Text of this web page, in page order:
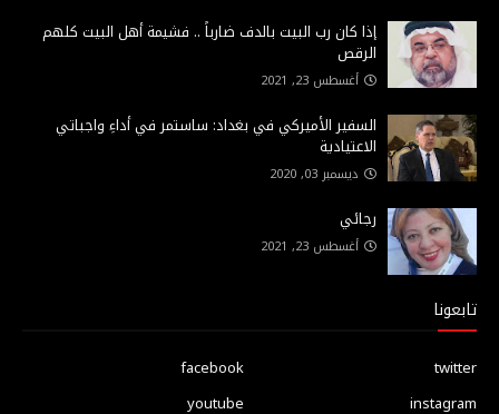
إذا كان رب البيت بالدف ضارباً .. فشيمة أهل البيت كلهم
الرقص
أغسطس 23, 2021
السفير الأميركي في بغداد: ساستمر في أداءِ واجباتي
الاعتيادية
ديسمبر 03, 2020
رجائي
أغسطس 23, 2021
تابعونا
facebook
twitter
youtube
instagram